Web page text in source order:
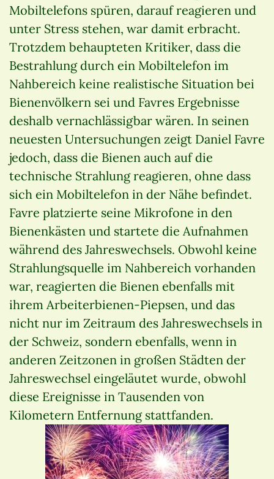
Mobiltelefons spüren, darauf reagieren und
unter Stress stehen, war damit erbracht.
Trotzdem behaupteten Kritiker, dass die
Bestrahlung durch ein Mobiltelefon im
Nahbereich keine realistische Situation bei
Bienenvölkern sei und Favres Ergebnisse
deshalb vernachlässigbar wären. In seinen
neuesten Untersuchungen zeigt Daniel Favre
jedoch, dass die Bienen auch auf die
technische Strahlung reagieren, ohne dass
sich ein Mobiltelefon in der Nähe befindet.
Favre platzierte seine Mikrofone in den
Bienenkästen und startete die Aufnahmen
während des Jahreswechsels. Obwohl keine
Strahlungsquelle im Nahbereich vorhanden
war, reagierten die Bienen ebenfalls mit
ihrem Arbeiterbienen-Piepsen, und das
nicht nur im Zeitraum des Jahreswechsels in
der Schweiz, sondern ebenfalls, wenn in
anderen Zeitzonen in großen Städten der
Jahreswechsel eingeläutet wurde, obwohl
diese Ereignisse in Tausenden von
Kilometern Entfernung stattfanden.